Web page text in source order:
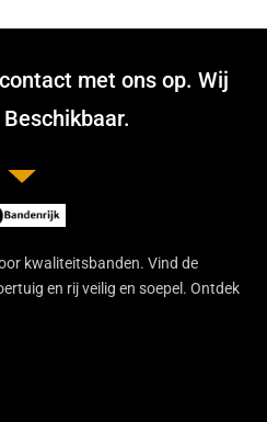
met ons op. Wij
kwaliteitsbanden. Vind de
en rij veilig en soepel. Ontdek